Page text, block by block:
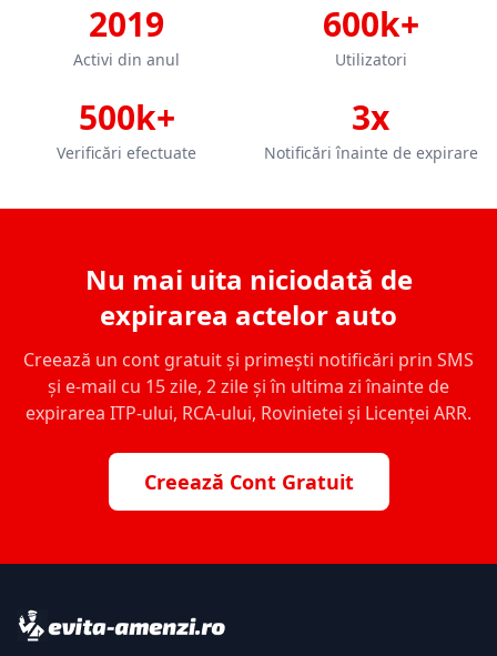
2019
Activi din anul
600k+
Utilizatori
500k+
Verificări efectuate
3x
Notificări înainte de expirare
Nu mai uita niciodată de
expirarea actelor auto
Creează un cont gratuit și primești notificări prin SMS
și e-mail cu 15 zile, 2 zile și în ultima zi înainte de
expirarea ITP-ului, RCA-ului, Rovinietei și Licenței ARR.
Creează Cont Gratuit